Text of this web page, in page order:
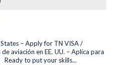
– Apply for TN VISA /
aviación en EE. UU. – Aplíca para
Ready to put your skills...